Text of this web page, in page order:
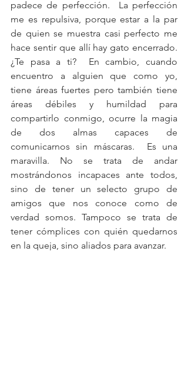
padece de perfección.  La perfección
me es repulsiva, porque estar a la par
de quien se muestra casi perfecto me
hace sentir que allí hay gato encerrado.
¿Te pasa a ti?  En cambio, cuando
encuentro a alguien que como yo,
tiene áreas fuertes pero también tiene
áreas débiles y humildad para
compartirlo conmigo, ocurre la magia
de dos almas capaces de
comunicarnos sin máscaras.  Es una
maravilla. No se trata de andar
mostrándonos incapaces ante todos,
sino de tener un selecto grupo de
amigos que nos conoce como de
verdad somos. Tampoco se trata de
tener cómplices con quién quedarnos
en la queja, sino aliados para avanzar.